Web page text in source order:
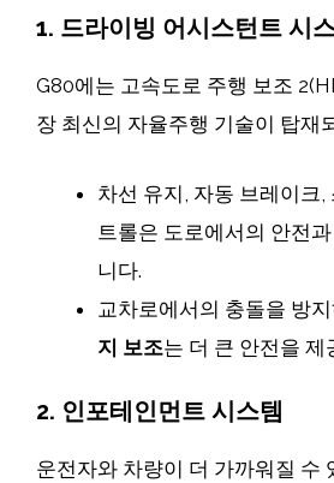
1. 드라이빙 어시스턴트 시
G80에는 고속도로 주행 보조
장 최신의 자율주행 기술이 탑재
차선 유지, 자동 브레이크,
트롤은 도로에서의 안전
니다.
교차로에서의 충돌을 방
지 보조는 더 큰 안전을 제
2. 인포테인먼트 시스템
운전자와 차량이 더 가까워질 수